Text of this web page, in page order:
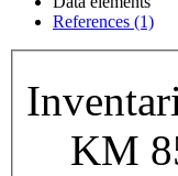
References (1)
KM